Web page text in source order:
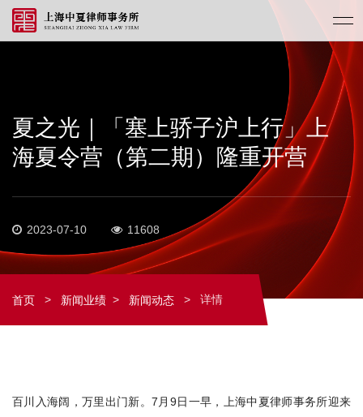
夏之光｜「塞上骄子沪上行」上
海夏令营（第二期）隆重开营
2023-07-10 11608
首页 > 新闻业绩 > 新闻动态 > 详情
百川入海阔，万里出门新。7月9日一早，上海中夏律师事务所迎来